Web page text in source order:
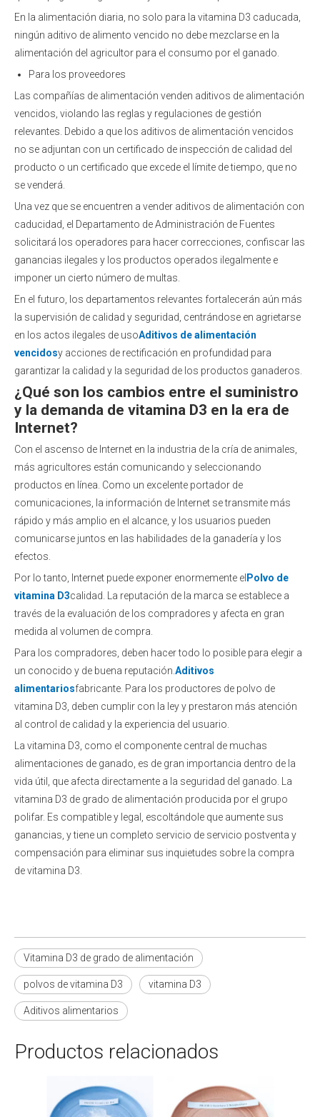
En la alimentación diaria, no solo para la vitamina D3 caducada,
ningún aditivo de alimento vencido no debe mezclarse en la
alimentación del agricultor para el consumo por el ganado.
Para los proveedores
Las compañías de alimentación venden aditivos de alimentación
vencidos, violando las reglas y regulaciones de gestión
relevantes. Debido a que los aditivos de alimentación vencidos
no se adjuntan con un certificado de inspección de calidad del
producto o un certificado que excede el límite de tiempo, que no
se venderá.
Una vez que se encuentren a vender aditivos de alimentación con
caducidad, el Departamento de Administración de Fuentes
solicitará los operadores para hacer correcciones, confiscar las
ganancias ilegales y los productos operados ilegalmente e
imponer un cierto número de multas.
En el futuro, los departamentos relevantes fortalecerán aún más
la supervisión de calidad y seguridad, centrándose en agrietarse
en los actos ilegales de usoAditivos de alimentación
vencidosy acciones de rectificación en profundidad para
garantizar la calidad y la seguridad de los productos ganaderos.
¿Qué son los cambios entre el suministro
y la demanda de vitamina D3 en la era de
Internet?
Con el ascenso de Internet en la industria de la cría de animales,
más agricultores están comunicando y seleccionando
productos en línea. Como un excelente portador de
comunicaciones, la información de Internet se transmite más
rápido y más amplio en el alcance, y los usuarios pueden
comunicarse juntos en las habilidades de la ganadería y los
efectos.
Por lo tanto, Internet puede exponer enormemente el Polvo de
vitamina D3calidad. La reputación de la marca se establece a
través de la evaluación de los compradores y afecta en gran
medida al volumen de compra.
Para los compradores, deben hacer todo lo posible para elegir a
un conocido y de buena reputación. Aditivos
alimentariosfabricante. Para los productores de polvo de
vitamina D3, deben cumplir con la ley y prestaron más atención
al control de calidad y la experiencia del usuario.
La vitamina D3, como el componente central de muchas
alimentaciones de ganado, es de gran importancia dentro de la
vida útil, que afecta directamente a la seguridad del ganado. La
vitamina D3 de grado de alimentación producida por el grupo
polifar. Es compatible y legal, escoltándole que aumente sus
ganancias, y tiene un completo servicio de servicio postventa y
compensación para eliminar sus inquietudes sobre la compra
de vitamina D3.
Vitamina D3 de grado de alimentación
polvos de vitamina D3 vitamina D3
Aditivos alimentarios
Productos relacionados